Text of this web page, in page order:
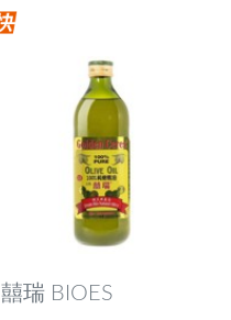
囍瑞 BIOES